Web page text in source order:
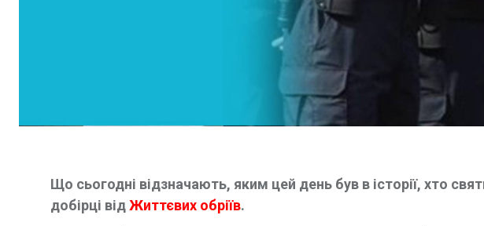
Що сьогодні відзначають, яким цей день був в історії, хто
добірці відЖиттєвих обріїв.